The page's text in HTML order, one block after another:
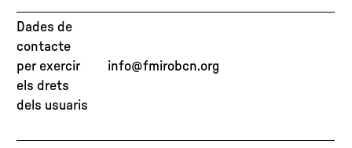
Dades de
contacte
per exercir
els drets
dels usuaris
info@fmirobcn.org